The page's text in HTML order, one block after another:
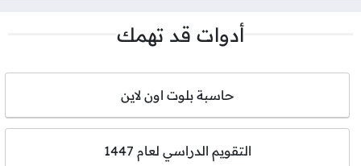
أدوات قد تهمك
حاسبة بلوت اون لاين
التقويم الدراسي لعام 1447